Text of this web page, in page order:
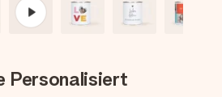
Personalisiert